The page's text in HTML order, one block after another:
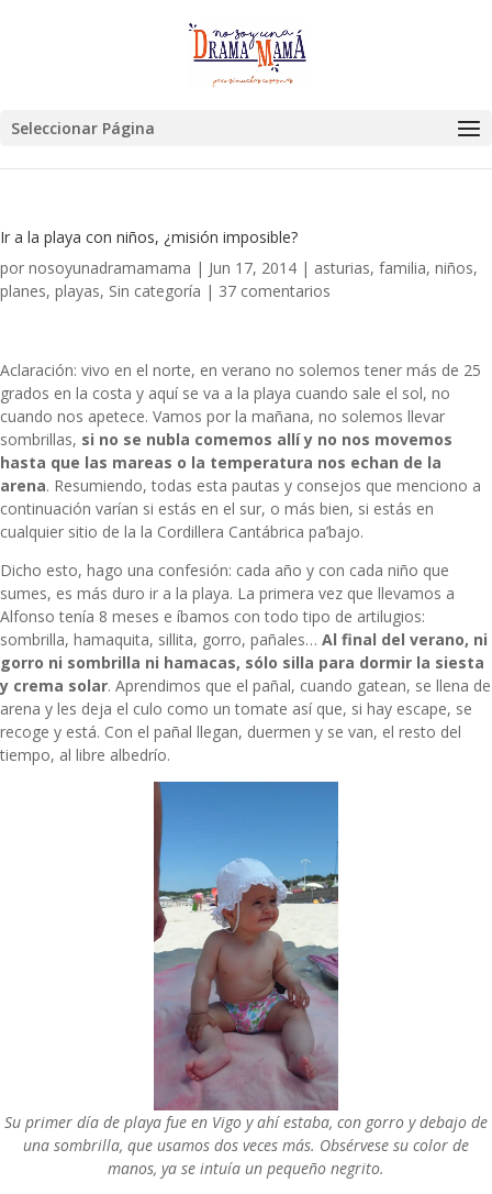
Seleccionar Página
Ir a la playa con niños, ¿misión imposible?
por nosoyunadramamama | Jun 17, 2014 | asturias, familia, niños,
planes, playas, Sin categoría | 37 comentarios
Aclaración: vivo en el norte, en verano no solemos tener más de 25
grados en la costa y aquí se va a la playa cuando sale el sol, no
cuando nos apetece. Vamos por la mañana, no solemos llevar
sombrillas, si no se nubla comemos allí y no nos movemos
hasta que las mareas o la temperatura nos echan de la
arena. Resumiendo, todas esta pautas y consejos que menciono a
continuación varían si estás en el sur, o más bien, si estás en
cualquier sitio de la la Cordillera Cantábrica pa’bajo.
Dicho esto, hago una confesión: cada año y con cada niño que
sumes, es más duro ir a la playa. La primera vez que llevamos a
Alfonso tenía 8 meses e íbamos con todo tipo de artilugios:
sombrilla, hamaquita, sillita, gorro, pañales… Al final del verano, ni
gorro ni sombrilla ni hamacas, sólo silla para dormir la siesta
y crema solar. Aprendimos que el pañal, cuando gatean, se llena de
arena y les deja el culo como un tomate así que, si hay escape, se
recoge y está. Con el pañal llegan, duermen y se van, el resto del
tiempo, al libre albedrío.
Su primer día de playa fue en Vigo y ahí estaba, con gorro y debajo de
una sombrilla, que usamos dos veces más. Obsérvese su color de
manos, ya se intuía un pequeño negrito.